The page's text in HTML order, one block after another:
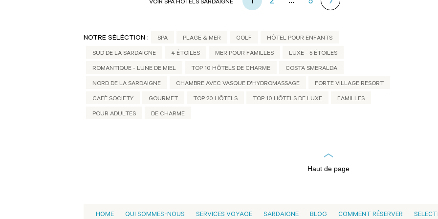
VOIR SPA HÔTELS SARDAIGNE 1 2 5
NOTRE SÉLÉCTION : SPA PLAGE & MER GOLF HÔTEL POUR ENFANTS
SUD DE LA SARDAIGNE 4 ÉTOILES MER POUR FAMILLES LUXE - 5 ÉTOILES
ROMANTIQUE - LUNE DE MIEL TOP 10 HÔTELS DE CHARME COSTA SMERALDA
NORD DE LA SARDAIGNE CHAMBRE AVEC VASQUE D'HYDROMASSAGE FORTE VILLAGE RESORT
CAFÈ SOCIETY GOURMET TOP 20 HÔTELS TOP 10 HÔTELS DE LUXE FAMILLES
POUR ADULTES DE CHARME
Haut de page
HOME QUI SOMMES-NOUS SERVICES VOYAGE SARDAIGNE BLOG COMMENT RÉSERVER